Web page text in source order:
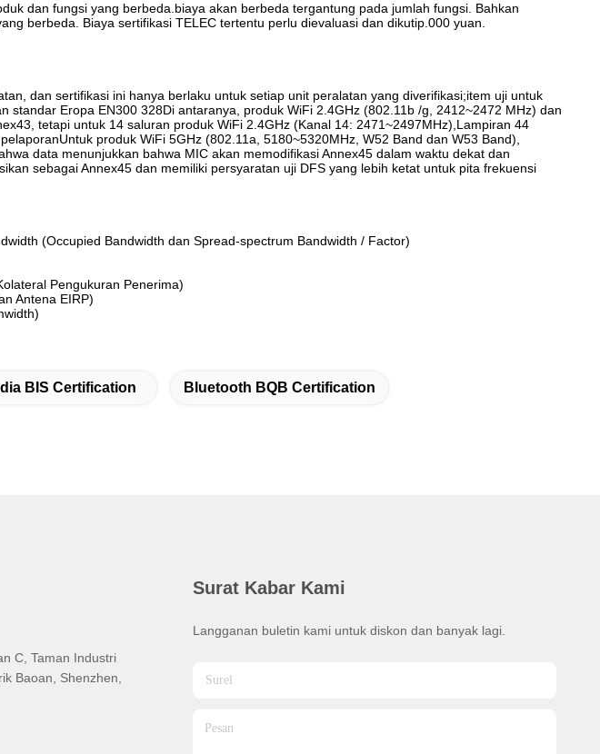
dan fungsi yang berbeda.biaya akan berbeda tergantung pada jumlah fungsi. Bahkan
berbeda. Biaya sertifikasi TELEC tertentu perlu dievaluasi dan dikutip.000 yuan.
dan sertifikasi ini hanya berlaku untuk setiap unit peralatan yang diverifikasi;item uji untuk
standar Eropa EN300 328Di antaranya, produk WiFi 2.4GHz (802.11b /g, 2412~2472 MHz) dan
tetapi untuk 14 saluran produk WiFi 2.4GHz (Kanal 14: 2471~2497MHz),Lampiran 44
produk WiFi 5GHz (802.11a, 5180~5320MHz, W52 Band dan W53 Band),
data menunjukkan bahwa MIC akan memodifikasi Annex45 dalam waktu dekat dan
sebagai Annex45 dan memiliki persyaratan uji DFS yang lebih ketat untuk pita frekuensi
(Occupied Bandwidth dan Spread-spectrum Bandwidth / Factor)
Pengukuran Penerima)
Antena EIRP)
BIS Certification Bluetooth BQB Certification
C, Taman Industri
Baoan, Shenzhen,
Surat Kabar Kami
Langganan buletin kami untuk diskon dan banyak lagi.